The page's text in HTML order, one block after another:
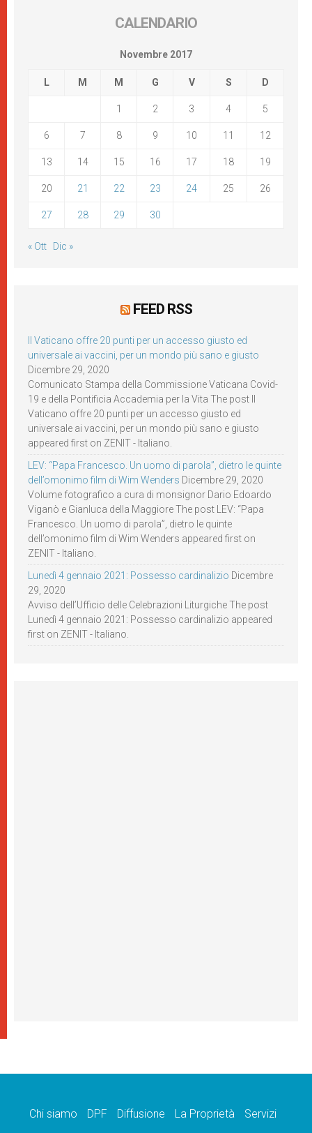
CALENDARIO
Novembre 2017
L M M G V S D
1 2 3 4 5
6 7 8 9 10 11 12
13 14 15 16 17 18 19
20 21 22 23 24 25 26
27 28 29 30
« Ott Dic »
FEED RSS
Il Vaticano offre 20 punti per un accesso giusto ed
universale ai vaccini, per un mondo più sano e giusto
Dicembre 29, 2020
Comunicato Stampa della Commissione Vaticana Covid-
19 e della Pontificia Accademia per la Vita The post Il
Vaticano offre 20 punti per un accesso giusto ed
universale ai vaccini, per un mondo più sano e giusto
appeared first on ZENIT - Italiano.
LEV: “Papa Francesco. Un uomo di parola”, dietro le quinte
dell’omonimo film di Wim Wenders Dicembre 29, 2020
Volume fotografico a cura di monsignor Dario Edoardo
Viganò e Gianluca della Maggiore The post LEV: “Papa
Francesco. Un uomo di parola”, dietro le quinte
dell’omonimo film di Wim Wenders appeared first on
ZENIT - Italiano.
Lunedì 4 gennaio 2021: Possesso cardinalizio Dicembre
29, 2020
Avviso dell’Ufficio delle Celebrazioni Liturgiche The post
Lunedì 4 gennaio 2021: Possesso cardinalizio appeared
first on ZENIT - Italiano.
Chi siamo DPF Diffusione La Proprietà
Servizi